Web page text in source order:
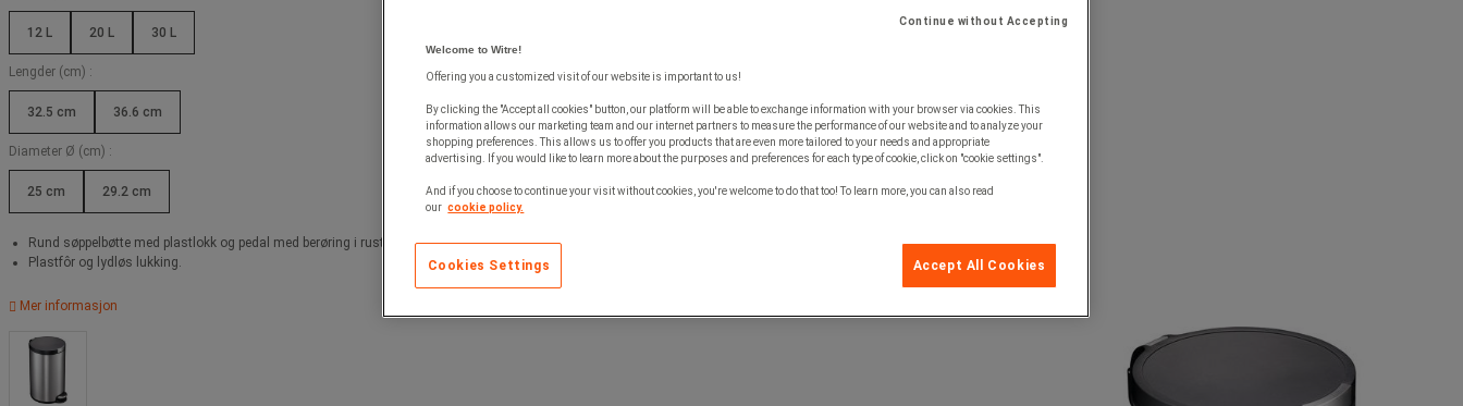
12 L 20 L 30 L
Lengder (cm) :
32.5 cm 36.6 cm
Diameter Ø (cm) :
25 cm 29.2 cm
Rund søppelbøtte med plastlokk og pedal med berøring i rustfritt stål.
Plastfôr og lydløs lukking.
Mer informasjon
Continue without Accepting
Welcome to Witre!
Offering you a customized visit of our website is important to us!
By clicking the "Accept all cookies" button, our platform will be able to exchange information with your browser via cookies. This
information allows our marketing team and our internet partners to measure the performance of our website and to analyze your
shopping preferences. This allows us to offer you products that are even more tailored to your needs and appropriate
advertising. If you would like to learn more about the purposes and preferences for each type of cookie, click on "cookie settings".
And if you choose to continue your visit without cookies, you're welcome to do that too! To learn more, you can also read
our cookie policy.
Accept All Cookies
Cookies Settings